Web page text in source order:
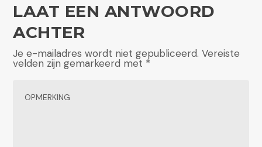
LAAT EEN ANTWOORD
ACHTER
Je e-mailadres wordt niet gepubliceerd. Vereiste
velden zijn gemarkeerd met *